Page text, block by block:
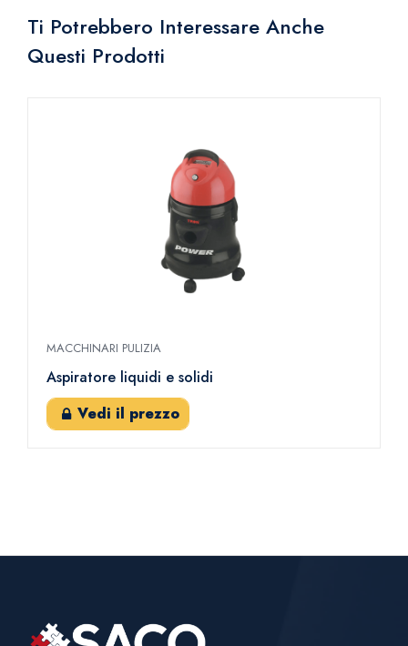
Ti Potrebbero Interessare Anche
Questi Prodotti
MACCHINARI PULIZIA
Aspiratore liquidi e solidi
Vedi il prezzo